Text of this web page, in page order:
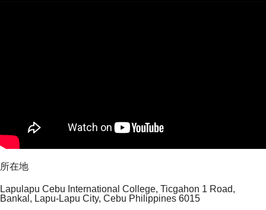
所在地
Lapulapu Cebu International College, Ticgahon 1 Road,
Bankal, Lapu-Lapu City, Cebu Philippines 6015